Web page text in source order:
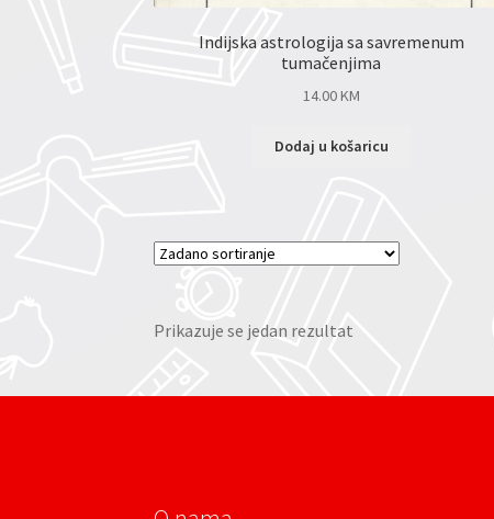
Indijska astrologija sa savremenum
tumačenjima
14.00KM
Dodaj u košaricu
Prikazuje se jedan rezultat